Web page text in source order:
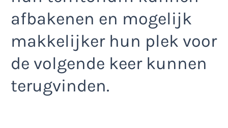
afbakenen en mogelijk
makkelijker hun plek voor
de volgende keer kunnen
terugvinden.